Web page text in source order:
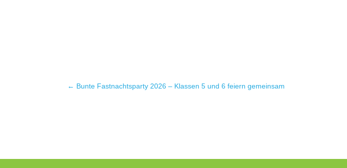
← Bunte Fastnachtsparty 2026 – Klassen 5 und 6 feiern gemeinsam